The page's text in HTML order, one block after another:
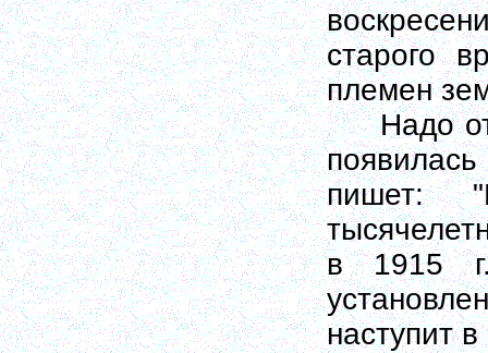
старого
племен
Надо
пишет:
в 1915
наступит